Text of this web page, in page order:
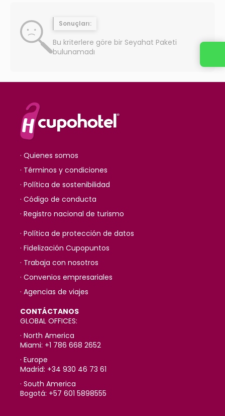
Sonuçları:
Bu kriterlere göre bir Seyahat Paketi
bulunamadı
· Quienes somos
· Términos y condiciones
· Política de sostenibilidad
· Código de conducta
· Registro nacional de turismo
· Política de protección de datos
· Fidelización Cupopuntos
· Trabaja con nosotros
· Convenios empresariales
· Agencias de viajes
CONTÁCTANOS
GLOBAL OFFICES:
· North America
Miami: +1 786 668 2652
· Europe
Madrid: +34 930 46 73 61
· South America
Bogotá: +57 601 5898555